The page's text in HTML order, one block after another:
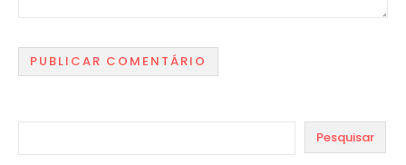
Pesquisar